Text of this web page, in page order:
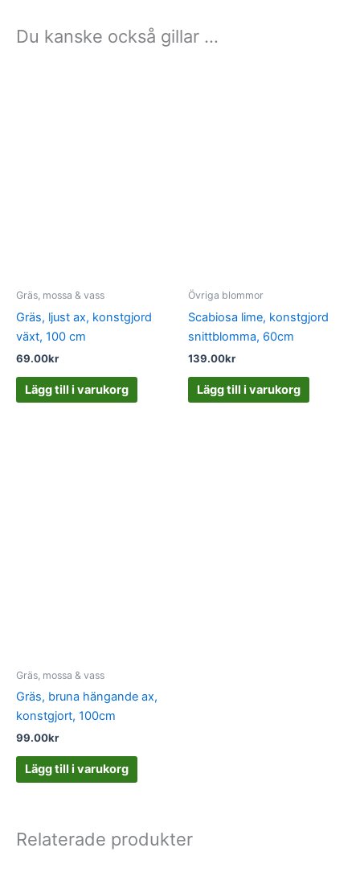
Du kanske också gillar …
Gräs, mossa & vass
Gräs, ljust ax, konstgjord
växt, 100 cm
69.00kr
Lägg till i varukorg
Övriga blommor
Scabiosa lime, konstgjord
snittblomma, 60cm
139.00kr
Lägg till i varukorg
Gräs, mossa & vass
Gräs, bruna hängande ax,
konstgjort, 100cm
99.00kr
Lägg till i varukorg
Relaterade produkter